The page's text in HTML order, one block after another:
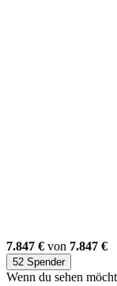
7.847 € von 7.847 €
52 Spender
Wenn du sehen